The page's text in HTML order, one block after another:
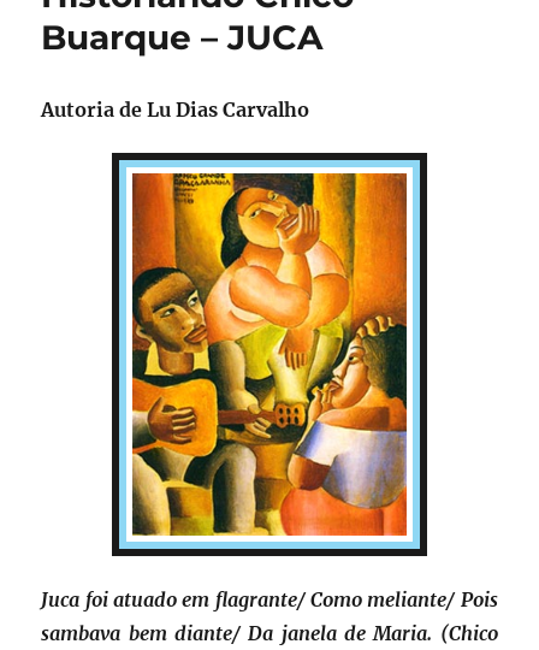
Buarque – JUCA
Autoria de Lu Dias Carvalho
Juca foi atuado em flagrante/ Como meliante/ Pois
sambava bem diante/ Da janela de Maria. (Chico